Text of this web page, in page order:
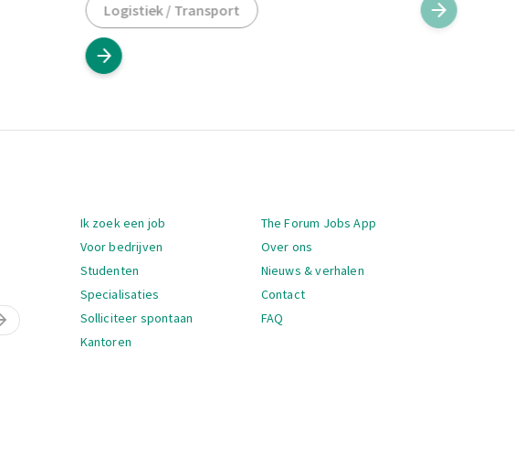
Logistiek / Transport
Navigatie
Ik zoek een job
Voor bedrijven
Studenten
Specialisaties
Solliciteer spontaan
Kantoren
The Forum Jobs App
Over ons
Nieuws & verhalen
Contact
FAQ